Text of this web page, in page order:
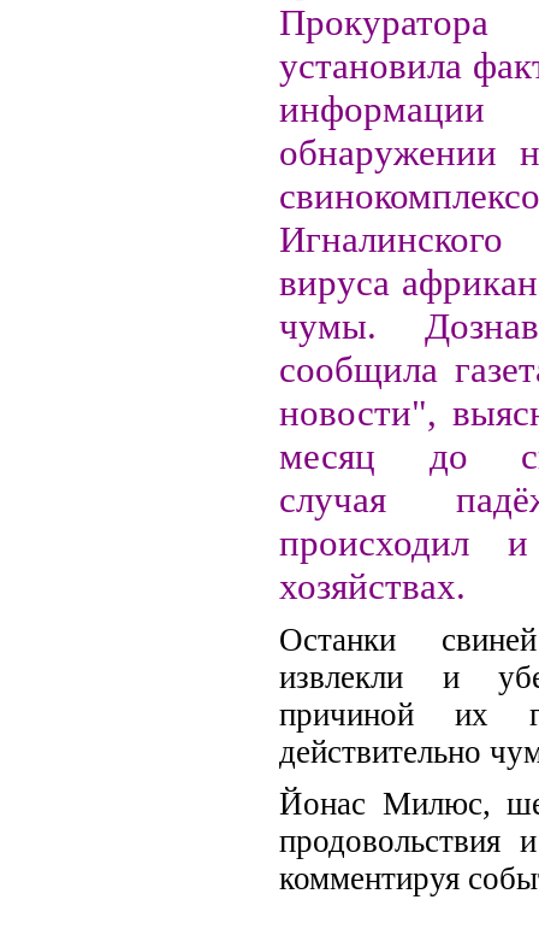
установила
обнаружении
вируса
чумы.
сообщила
новости",
месяц до
случая
происходил
хозяйствах.
Останки
извлекли и
причиной их
действительно
Йонас Милюс,
продовольствия
комментируя